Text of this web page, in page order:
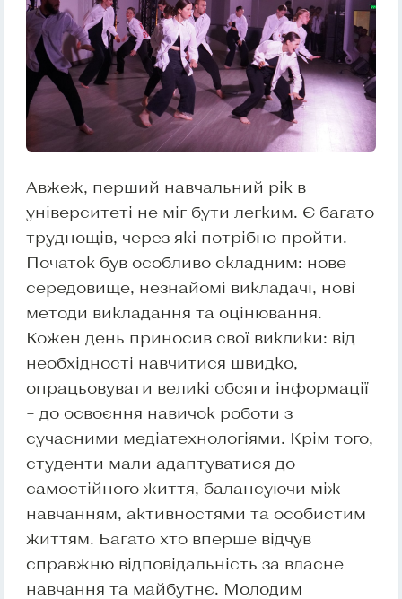
Авжеж, перший навчальний рік в
університеті не міг бути легким. Є багато
труднощів, через які потрібно пройти.
Початок був особливо складним: нове
середовище, незнайомі викладачі, нові
методи викладання та оцінювання.
Кожен день приносив свої виклики: від
необхідності навчитися швидко,
опрацьовувати великі обсяги інформації
– до освоєння навичок роботи з
сучасними медіатехнологіями. Крім того,
студенти мали адаптуватися до
самостійного життя, балансуючи між
навчанням, активностями та особистим
життям. Багато хто вперше відчув
справжню відповідальність за власне
навчання та майбутнє. Молодим